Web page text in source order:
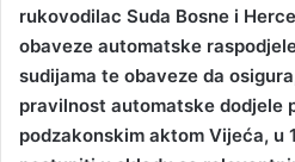
rukovodilac Suda Bosne i
obaveze automatske
sudijama te obaveze da
pravilnost automatske dodjele
podzakonskim aktom Vijeća, u